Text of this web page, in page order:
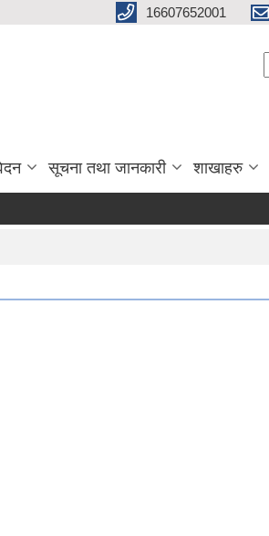
16607652001
सूचना तथा जानकारी शाखाहरु